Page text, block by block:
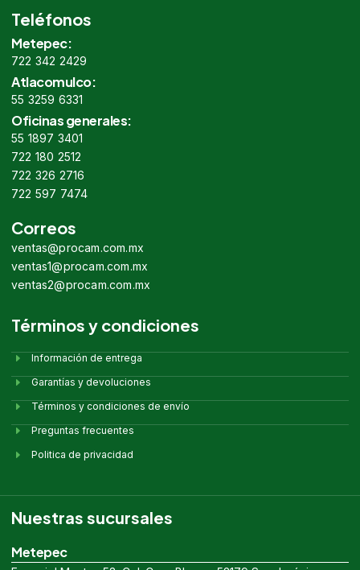
Teléfonos
Metepec:
722 342 2429
Atlacomulco:
55 3259 6331
Oficinas generales:
55 1897 3401
722 180 2512
722 326 2716
722 597 7474
Correos
ventas@procam.com.mx
ventas1@procam.com.mx
ventas2@procam.com.mx
Términos y condiciones
Información de entrega
Garantías y devoluciones
Términos y condiciones de envío
Preguntas frecuentes
Politica de privacidad
Nuestras sucursales
Metepec